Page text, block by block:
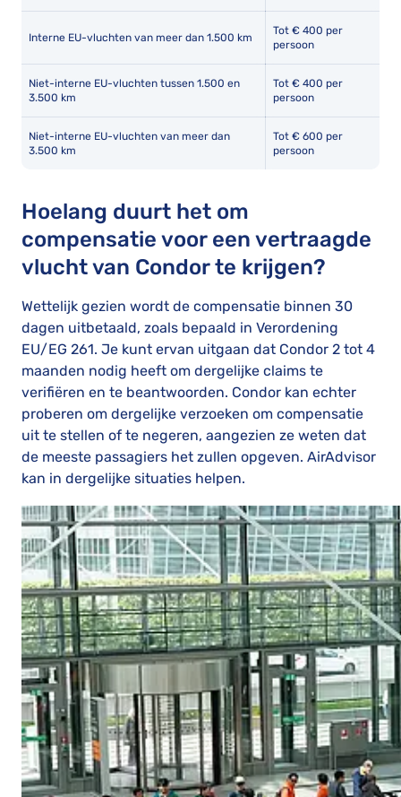
Interne EU-vluchten van meer dan 1.500 km
Tot € 400 per
persoon
Niet-interne EU-vluchten tussen 1.500 en
3.500 km
Tot € 400 per
persoon
Niet-interne EU-vluchten van meer dan
3.500 km
Tot € 600 per
persoon
Hoelang duurt het om
compensatie voor een vertraagde
vlucht van Condor te krijgen?
Wettelijk gezien wordt de compensatie binnen 30
dagen uitbetaald, zoals bepaald in Verordening
EU/EG 261. Je kunt ervan uitgaan dat Condor 2 tot 4
maanden nodig heeft om dergelijke claims te
verifiëren en te beantwoorden. Condor kan echter
proberen om dergelijke verzoeken om compensatie
uit te stellen of te negeren, aangezien ze weten dat
de meeste passagiers het zullen opgeven. AirAdvisor
kan in dergelijke situaties helpen.